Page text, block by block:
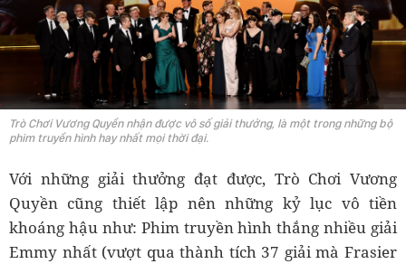
Trò Chơi Vương Quyền nhận được vô số giải thưởng, là một trong những bộ
phim truyền hình hay nhất mọi thời đại.
Với những giải thưởng đạt được, Trò Chơi Vương
Quyền cũng thiết lập nên những kỷ lục vô tiền
khoáng hậu như: Phim truyền hình thắng nhiều giải
Emmy nhất (vượt qua thành tích 37 giải mà Frasier